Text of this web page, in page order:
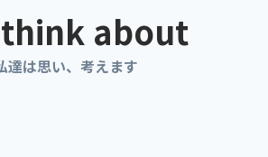
about
達は思い、考えます